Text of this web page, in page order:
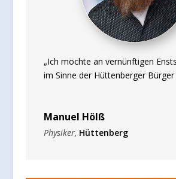
„Ich möchte an vernünftigen
im Sinne der Hüttenberger Bürger
Manuel Hölß
Physiker, Hüttenberg